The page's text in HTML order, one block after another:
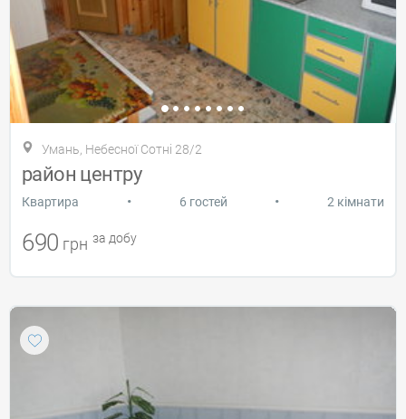
Умань, Небесної Сотні 28/2
район центру
Квартира • 6 гостей • 2 кімнати
690 грн за добу